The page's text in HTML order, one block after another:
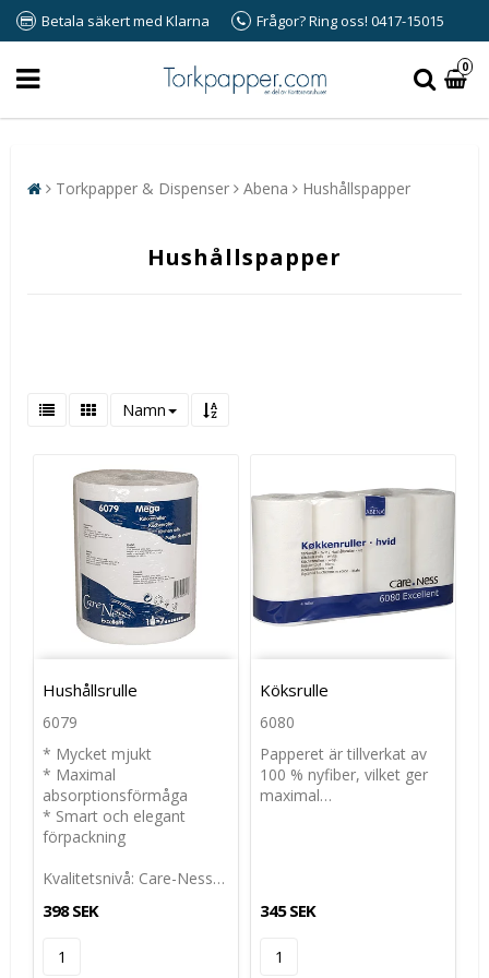
Betala säkert med Klarna Frågor? Ring oss! 0417-15015
0
Torkpapper & Dispenser Abena Hushållspapper
Hushållspapper
Namn
Hushållsrulle
6079
* Mycket mjukt
* Maximal
absorptionsförmåga
* Smart och elegant
förpackning
Kvalitetsnivå: Care-Ness…
398 SEK
Köksrulle
6080
Papperet är tillverkat av
100 % nyfiber, vilket ger
maximal…
345 SEK